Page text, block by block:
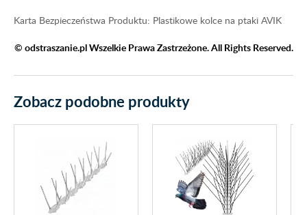
Karta Bezpieczeństwa Produktu: Plastikowe kolce na ptaki AVIK
© odstraszanie.pl Wszelkie Prawa Zastrzeżone. All Rights Reserved.
Zobacz podobne produkty